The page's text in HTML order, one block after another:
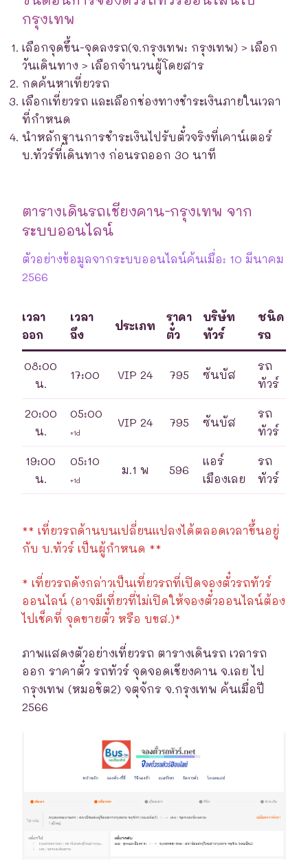
กรุงเทพ
เลือกจุดขึ้น-จุดลงรถ(จ.กรุงเทพ: กรุงเทพ) > เลือก
วันเดินทาง > เลือกจำนวนผู้โดยสาร
กดค้นหาเที่ยวรถ
เลือกเที่ยวรถ และเลือกช่องทางชำระเงินภายในเวลา
ที่กำหนด
นำหลักฐานการชำระเงินไปรับตั๋วจริงที่เคาน์เตอร์
บ.ทัวร์ที่เดินทาง ก่อนรถออก 30 นาที
ตารางเดินรถเชียงคาน-กรุงเทพ จาก
ระบบออนไลน์
ตัวอย่างข้อมูลจากระบบออนไลน์ค้นเมื่อ: 10 มีนาคม
2566
เวลา
ออก
เวลา
ถึง
ประเภท
ราคา
ตั๋ว
บริษัท
ทัวร์
ชนิด
รถ
08:00
น.
17:00 VIP 24 795 ซันบัส
รถ
ทัวร์
20:00
น.
05:00
+1d
VIP 24 795 ซันบัส
รถ
ทัวร์
19:00
น.
05:10
+1d
ม.1 พ 596
แอร์
เมืองเลย
รถ
ทัวร์
** เที่ยวรถด้านบนเปลี่ยนแปลงได้ตลอดเวลาขึ้นอยู่
กับ บ.ทัวร์ เป็นผู้กำหนด **
* เที่ยวรถดังกล่าวเป็นเที่ยวรถที่เปิดจองตั๋วรถทัวร์
ออนไลน์ (อาจมีเที่ยวที่ไม่เปิดให้จองตั๋วออนไลน์ต้อง
ไปเช็คที่ จุดขายตั๋ว หรือ บขส.)*
ภาพแสดงตัวอย่างเที่ยวรถ ตารางเดินรถ เวลารถ
ออก ราคาตั๋ว รถทัวร์ จุดจอดเชียงคาน จ.เลย ไป
กรุงเทพ (หมอชิต2) จตุจักร จ.กรุงเทพ ค้นเมื่อปี
2566